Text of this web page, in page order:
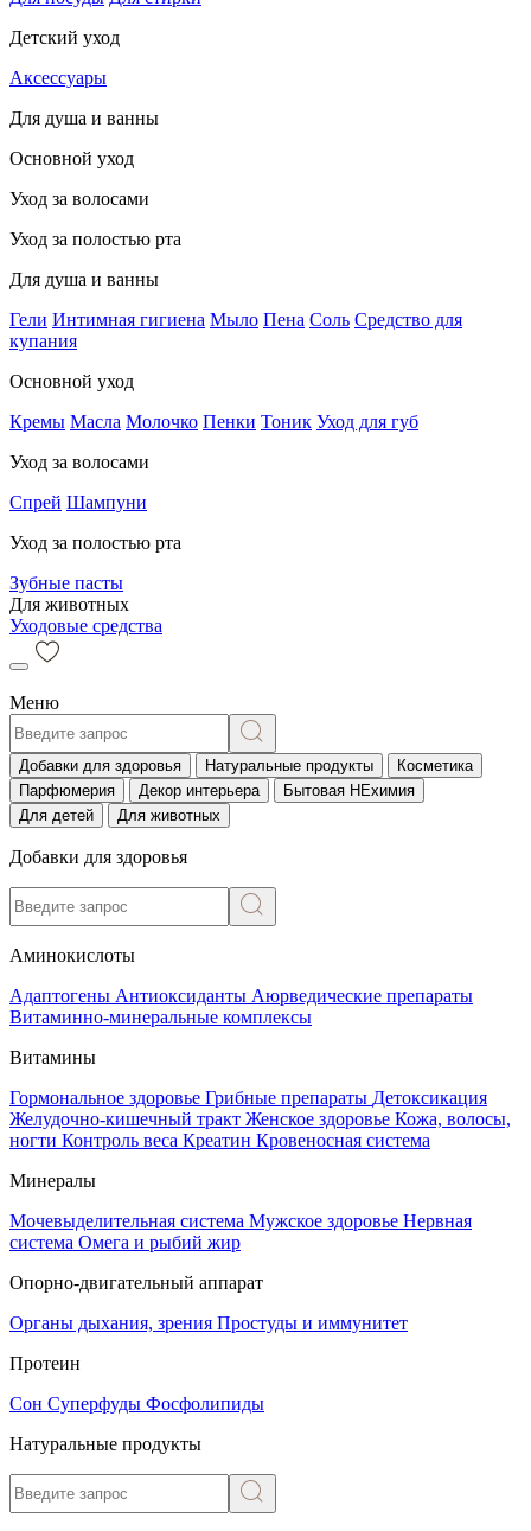
Детский уход
Аксессуары
Для душа и ванны
Основной уход
Уход за волосами
Уход за полостью рта
Для душа и ванны
Гели Интимная гигиена Мыло Пена Соль Средство для
купания
Основной уход
Кремы Масла Молочко Пенки Тоник Уход для губ
Уход за волосами
Спрей Шампуни
Уход за полостью рта
Зубные пасты
Для животных
Уходовые средства
Меню
Добавки для здоровья Натуральные продукты
Косметика
Парфюмерия
Декор интерьера
Бытовая НЕхимия
Для детей
Для животных
Добавки для здоровья
Аминокислоты
Адаптогены Антиоксиданты Аюрведические препараты
Витаминно-минеральные комплексы
Витамины
Гормональное здоровье Грибные препараты Детоксикация
Желудочно-кишечный тракт Женское здоровье Кожа, волосы,
ногти Контроль веса Креатин Кровеносная система
Минералы
Мочевыделительная система Мужское здоровье Нервная
система Омега и рыбий жир
Опорно-двигательный аппарат
Органы дыхания, зрения Простуды и иммунитет
Протеин
Сон Суперфуды Фосфолипиды
Натуральные продукты